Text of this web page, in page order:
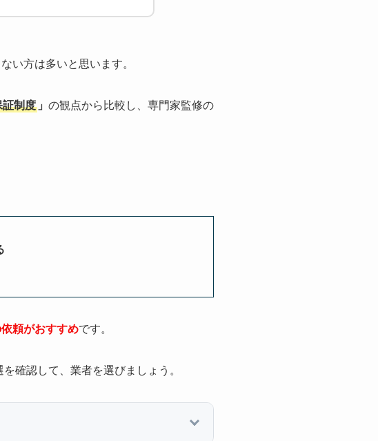
い方は多いと思います。
証制度 」 の観点から比較し、専門家監修の
頼がおすすめです。
確認して、業者を選びましょう。